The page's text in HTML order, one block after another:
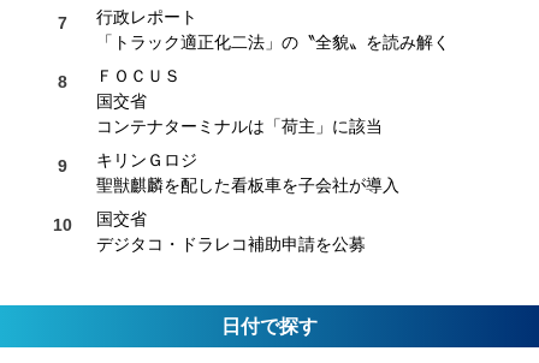
行政レポート
「トラック適正化二法」の〝全貌〟を読み解く
ＦＯＣＵＳ
国交省
コンテナターミナルは「荷主」に該当
キリンＧロジ
聖獣麒麟を配した看板車を子会社が導入
国交省
デジタコ・ドラレコ補助申請を公募
日付で探す